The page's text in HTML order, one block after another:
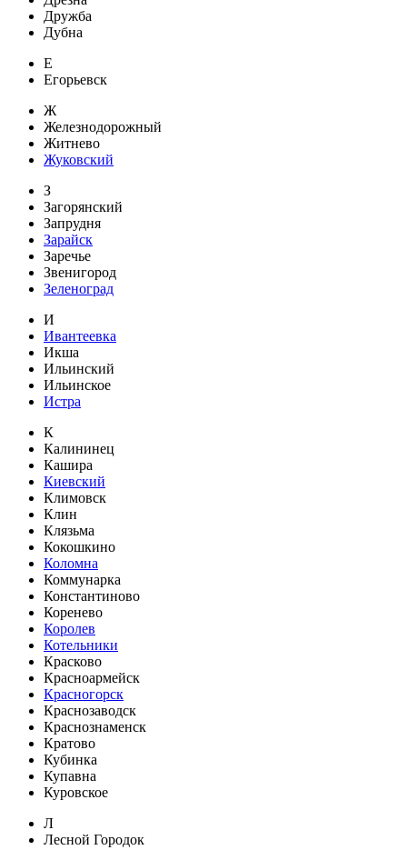
Дружба
Дубна
Е
Егорьевск
Ж
Железнодорожный
Житнево
Жуковский
З
Загорянский
Запрудня
Зарайск
Заречье
Звенигород
Зеленоград
И
Ивантеевка
Икша
Ильинский
Ильинское
Истра
К
Калининец
Кашира
Киевский
Климовск
Клин
Клязьма
Кокошкино
Коломна
Коммунарка
Константиново
Коренево
Королев
Котельники
Красково
Красноармейск
Красногорск
Краснозаводск
Краснознаменск
Кратово
Кубинка
Купавна
Куровское
Л
Лесной Городок